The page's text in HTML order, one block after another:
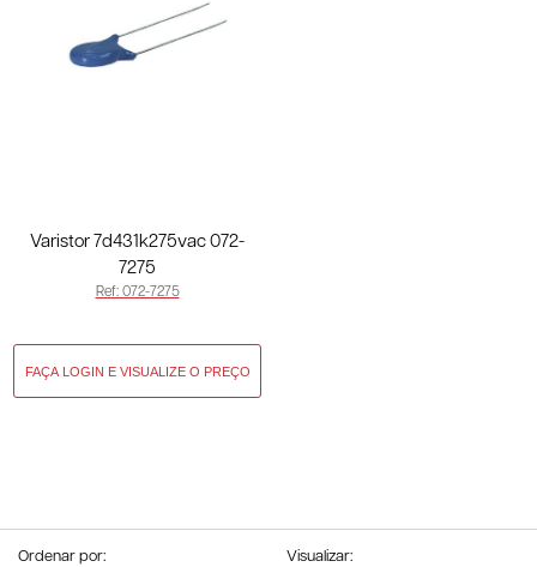
Varistor 7d431k275vac 072-
7275
Ref: 072-7275
Ordenar por: Visualizar: